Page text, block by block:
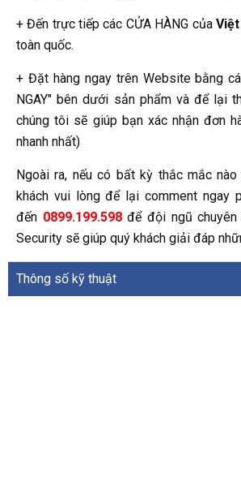
+ Đến trực tiếp các CỬA HÀNG của
toàn quốc.
+ Đặt hàng ngay trên Website bằng
NGAY" bên dưới sản phẩm và để lại
chúng tôi sẽ giúp bạn xác nhận đơn
nhanh nhất)
Ngoài ra, nếu có bất kỳ thắc mắc
khách vui lòng để lại comment ngay
đến 0899.199.598 để đội ngũ
Security sẽ giúp quý khách giải đáp
Thông số kỹ thuật